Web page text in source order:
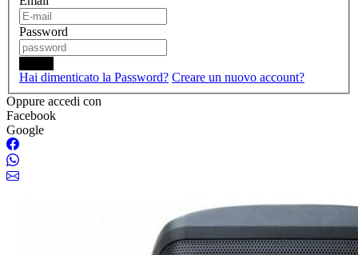
Password
Hai dimenticato la Password? Creare un nuovo account?
Oppure accedi con
Facebook
Google